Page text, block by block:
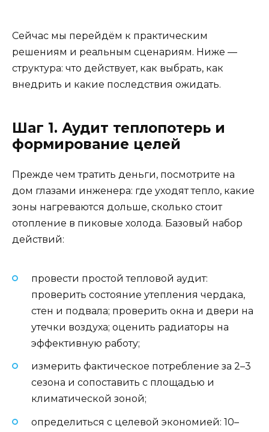
Сейчас мы перейдём к практическим
решениям и реальным сценариям. Ниже —
структура: что действует, как выбрать, как
внедрить и какие последствия ожидать.
Шаг 1. Аудит теплопотерь и
формирование целей
Прежде чем тратить деньги, посмотрите на
дом глазами инженера: где уходят тепло, какие
зоны нагреваются дольше, сколько стоит
отопление в пиковые холода. Базовый набор
действий:
провести простой тепловой аудит:
проверить состояние утепления чердака,
стен и подвала; проверить окна и двери на
утечки воздуха; оценить радиаторы на
эффективную работу;
измерить фактическое потребление за 2–3
сезона и сопоставить с площадью и
климатической зоной;
определиться с целевой экономией: 10–